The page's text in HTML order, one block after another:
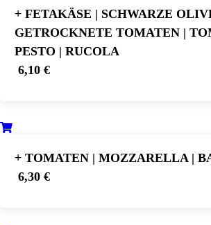
+ FETAKÄSE | SCHWARZE
GETROCKNETE TOMATEN |
PESTO | RUCOLA
6,10 €
+ TOMATEN | MOZZARELLA |
6,30 €